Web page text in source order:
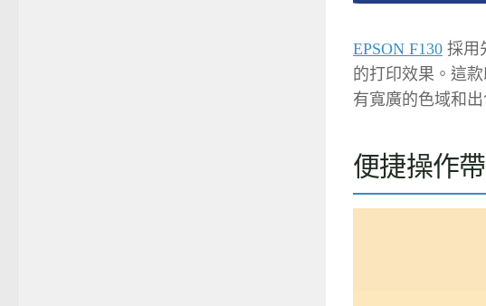
EPSON F130 採用
的打印效果。這
有寬廣的色域和
便捷操作